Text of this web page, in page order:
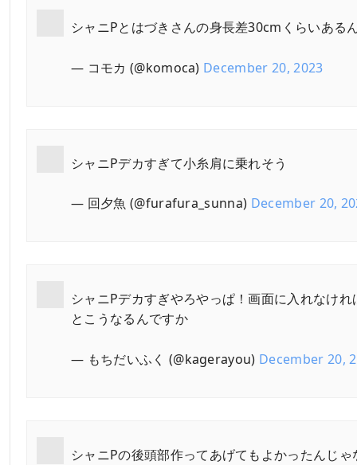
シャニPとはづきさんの身長差30cmくらいある
— コモカ (@komoca) December 20, 2023
シャニPデカすぎて小糸肩に乗れそう
— 回夕魚 (@furafura_sunna) December 20,
シャニPデカすぎやろやっぱ！画面に入れなけ
とこうなるんですか
— もちだいふく (@kagerayou) December 20,
シャニPの後頭部作ってあげてもよかったんじ